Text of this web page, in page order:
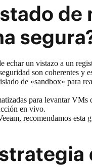
de
echar un vistazo a un
son coherentes y
de «sandbox» para
para levantar VMs
en vivo.
recomendamos esta